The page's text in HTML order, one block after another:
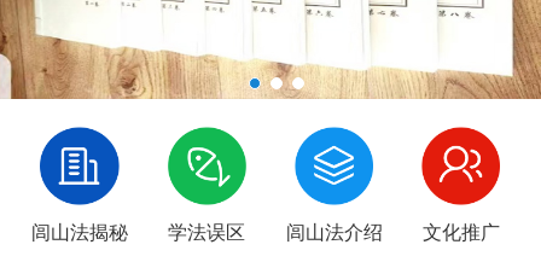
闾山法揭秘 学法误区 闾山法介绍 文化推广